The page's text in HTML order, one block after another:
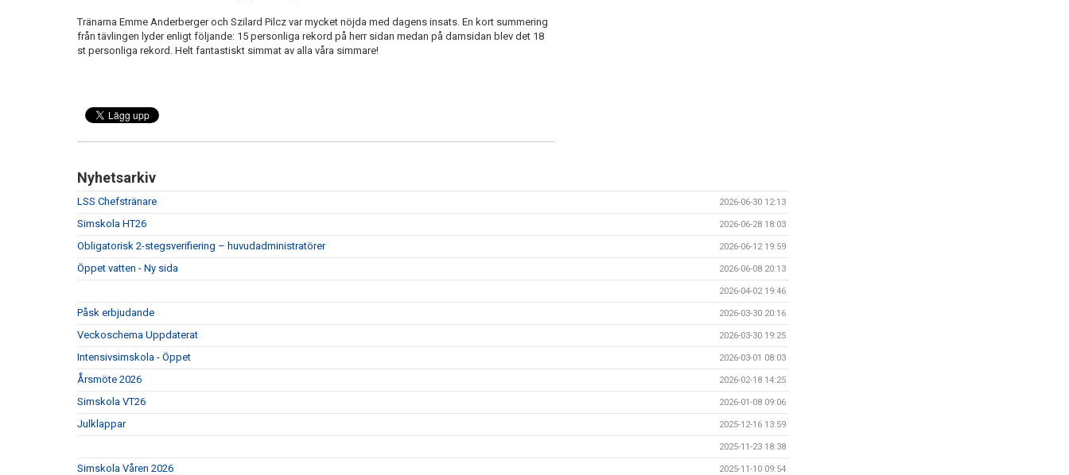
Tränarna Emme Anderberger och Szilard Pilcz var mycket nöjda med dagens insats. En kort summering
från tävlingen lyder enligt följande: 15 personliga rekord på herr sidan medan på damsidan blev det 18
st personliga rekord. Helt fantastiskt simmat av alla våra simmare!
Nyhetsarkiv
LSS Chefstränare 2026-06-30 12:13
Simskola HT26 2026-06-28 18:03
Obligatorisk 2-stegsverifiering – huvudadministratörer 2026-06-12 19:59
Öppet vatten - Ny sida 2026-06-08 20:13
2026-04-02 19:46
Påsk erbjudande 2026-03-30 20:16
Veckoschema Uppdaterat 2026-03-30 19:25
Intensivsimskola - Öppet 2026-03-01 08:03
Årsmöte 2026 2026-02-18 14:25
Simskola VT26 2026-01-08 09:06
Julklappar 2025-12-16 13:59
2025-11-23 18:38
Simskola Våren 2026 2025-11-10 09:54